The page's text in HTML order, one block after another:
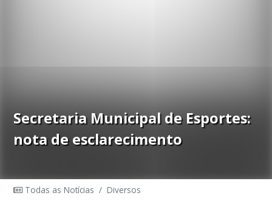
Secretaria Municipal de Esportes:
nota de esclarecimento
Todas as Notícias / Diversos